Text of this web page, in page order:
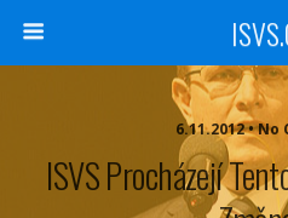
ISVS Procházejí